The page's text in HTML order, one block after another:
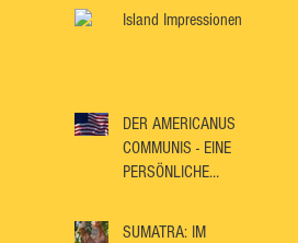
Island Impressionen
DER AMERICANUS
COMMUNIS - EINE
PERSÖNLICHE
SUMATRA: IM